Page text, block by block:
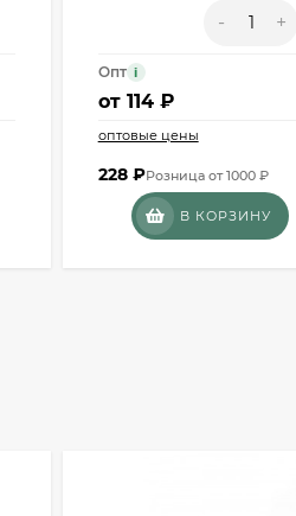
- +
Опт i
от 114 ₽
оптовые цены
228 ₽Розница от 1000 ₽
В КОРЗИНУ